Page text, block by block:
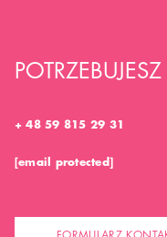
+ 48 59 815 29 31
[email protected]